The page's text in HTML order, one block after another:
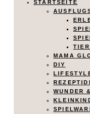
STARTSEITE
MAMA
DIY
WUNDER